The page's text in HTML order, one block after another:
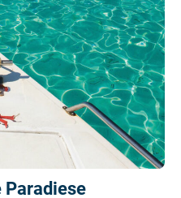
Paradiese